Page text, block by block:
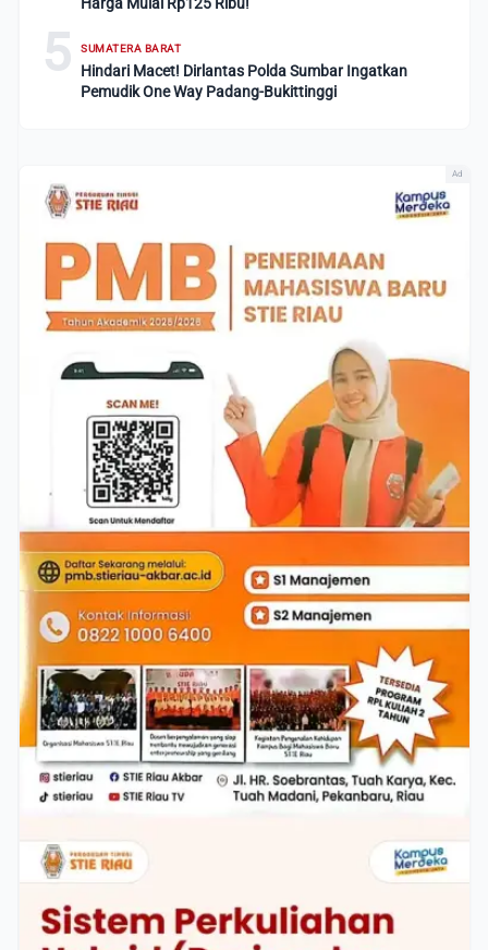
5 SUMATERA BARAT
Hindari Macet! Dirlantas Polda Sumbar Ingatkan
Pemudik One Way Padang-Bukittinggi
Ad